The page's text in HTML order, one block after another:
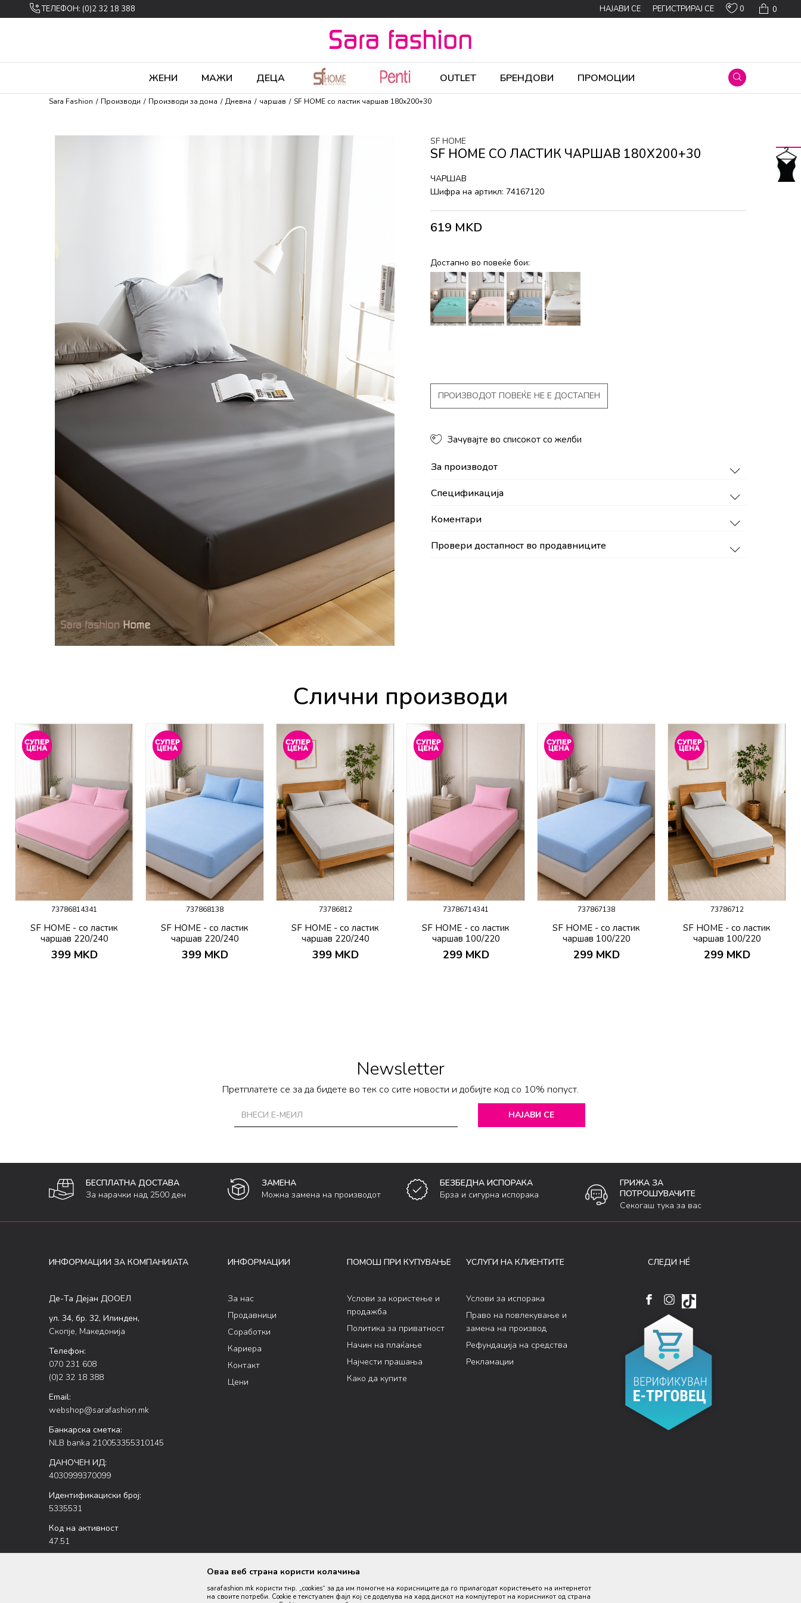
ТЕЛЕФОН: (0)2 32 18 388 0
0
НАЈАВИ СЕ РЕГИСТРИРАЈ СЕ
ЖЕНИ МАЖИ ДЕЦА OUTLET БРЕНДОВИ ПРОМОЦИИ
Sara Fashion Производи Производи за дома Дневна чаршав SF HOME со ластик чаршав 180x200+30
SF HOME
SF HOME СО ЛАСТИК ЧАРШАВ 180X200+30
ЧАРШАВ
Шифра на артикл: 74167120
619 MKD
Достапно во повеќе бои:
ПРОИЗВОДОТ ПОВЕЌЕ НЕ Е ДОСТАПЕН
Зачувајте во списокот со желби
За производот
Спецификација
Коментари
Провери достапност во продавниците
Слични производи
73786814341
SF HOME - со ластик
чаршав 220/240
399 MKD
737868138
SF HOME - со ластик
чаршав 220/240
399 MKD
73786812
SF HOME - со ластик
чаршав 220/240
399 MKD
73786714341
SF HOME - со ластик
чаршав 100/220
299 MKD
737867138
SF HOME - со ластик
чаршав 100/220
299 MKD
73786712
SF HOME - со ластик
чаршав 100/220
299 MKD
Newsletter
Претплатете се за да бидете во тек со сите новости и добијте код со 10% попуст.
НАЈАВИ СЕ
БЕСПЛАТНА ДОСТАВА
За нарачки над 2500 ден
ЗАМЕНА
Можна замена на производот
БЕЗБЕДНА ИСПОРАКА
Брза и сигурна испорака
ГРИЖА ЗА
ПОТРОШУВАЧИТЕ
Секогаш тука за вас
ИНФОРМАЦИИ ЗА КОМПАНИЈАТА
Де-Та Дејан ДООЕЛ
ул. 34, бр. 32, Илинден,
Скопје, Македонија
Телефон:
070 231 608
(0)2 32 18 388
Email:
webshop@sarafashion.mk
Банкарска сметка:
NLB banka 210053355310145
ДАНОЧЕН ИД:
4030999370099
Идентификациски број:
5335531
Код на активност
47.51
ИНФОРМАЦИИ
За нас
Продавници
Соработки
Кариера
Контакт
Цени
ПОМОШ ПРИ КУПУВАЊЕ
Услови за користење и
продажба
Политика за приватност
Начин на плаќање
Најчести прашања
Како да купите
УСЛУГИ НА КЛИЕНТИТЕ
Услови за испорака
Право на повлекување и
замена на производ
Рефундација на средства
Рекламации
СЛЕДИ НÉ
Оваа веб страна користи колачиња
sarafashion.mk користи тнр. „cookies“ за да им помогне на корисниците да го прилагодат користењето на интернетот
на своите потреби. Cookie е текстуален фајл кој се доделува на хард дискот на компјутерот на корисникот од страна